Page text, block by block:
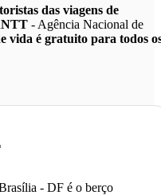
das viagens de
- Agência Nacional de
vida é gratuito para todos
- DF é o berço